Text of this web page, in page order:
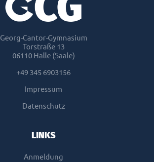
Georg-Cantor-Gymnasium
Torstraße 13
06110 Halle (Saale)
+49 345 6903156
Impressum
Datenschutz
LINKS
Anmeldung